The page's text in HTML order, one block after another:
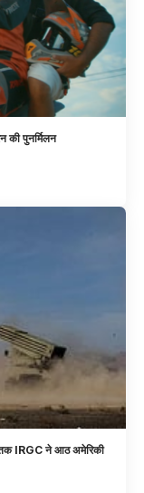
की पुनर्मिलन
IRGC ने आठ अमेरिकी